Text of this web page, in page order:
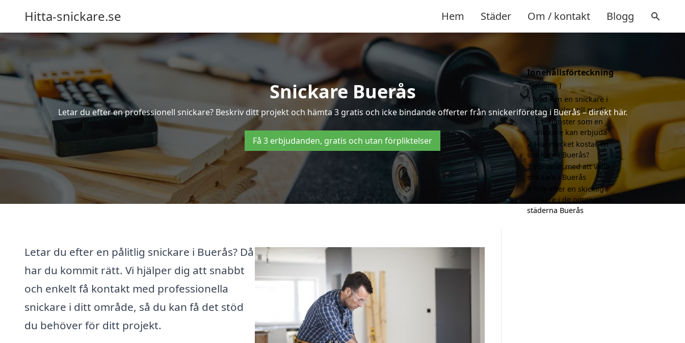
Hitta-snickare.se Hem Städer Om / kontakt Blogg
Snickare Buerås
Letar du efter en professionell snickare? Beskriv ditt projekt och hämta 3 gratis och icke bindande offerter från snickeriföretag i Buerås – direkt här.
Få 3 erbjudanden, gratis och utan förpliktelser
Letar du efter en pålitlig snickare i Buerås? Då
har du kommit rätt. Vi hjälper dig att snabbt
och enkelt få kontakt med professionella
snickare i ditt område, så du kan få det stöd
du behöver för ditt projekt.
Innehållsförteckning
gömma
1 Vad kan en snickare i
Buerås hjälpa till med?
1.1 Tjänster som en
snickare kan erbjuda
2 Hur mycket kostar en
snickare i Buerås?
3
Fördelar med att välja
snickare i Buerås
4
Sök efter en skicklig
snickare i de omgivande
städerna Buerås